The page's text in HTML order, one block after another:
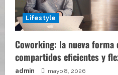
Lifestyle
Coworking: la nueva forma
compartidos eficientes y
admin mayo 8, 2026